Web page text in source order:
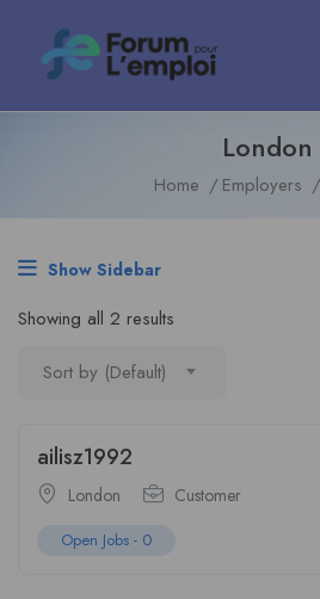
London
Home Employers
Show Sidebar
Showing all 2 results
Sort by (Default)
ailisz1992
London Customer
Open Jobs - 0